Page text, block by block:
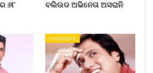
୬୮
ବଲିଉଡ ଅଭିନେତା ଅସରାନି
ମନୋରଞ୍ଜନ